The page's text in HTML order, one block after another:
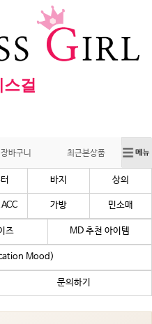
걸
장바구니 최근본상품
바지 상의
가방 민소매
즈 MD 추천 아이템
Mood)
문의하기